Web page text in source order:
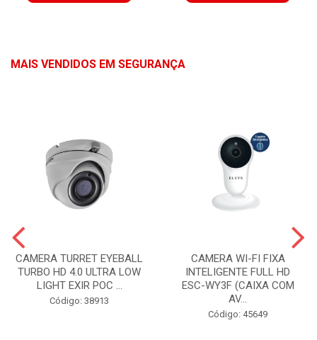
MAIS VENDIDOS EM SEGURANÇA
CAMERA TURRET EYEBALL
TURBO HD 4.0 ULTRA LOW
LIGHT EXIR POC ...
Código: 38913
CAMERA WI-FI FIXA
INTELIGENTE FULL HD
ESC-WY3F (CAIXA COM
AV...
Código: 45649